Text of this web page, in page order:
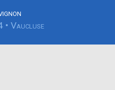
• Vaucluse